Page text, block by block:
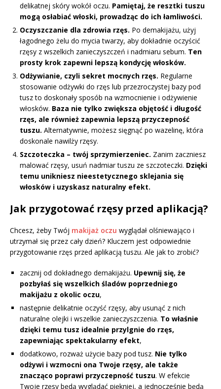
delikatnej skóry wokół oczu. Pamiętaj, że resztki tuszu
mogą osłabiać włoski, prowadząc do ich łamliwości.
Oczyszczanie dla zdrowia rzęs. Po demakijażu, użyj
łagodnego żelu do mycia twarzy, aby dokładnie oczyścić
rzęsy z wszelkich zanieczyszczeń i nadmiaru sebum. Ten
prosty krok zapewni lepszą kondycję włosków.
Odżywianie, czyli sekret mocnych rzęs. Regularne
stosowanie odżywki do rzęs lub przezroczystej bazy pod
tusz to doskonały sposób na wzmocnienie i odżywienie
włosków. Baza nie tylko zwiększa objętość i długość
rzęs, ale również zapewnia lepszą przyczepność
tuszu. Alternatywnie, możesz sięgnąć po wazelinę, która
doskonale nawilży rzęsy.
Szczoteczka – twój sprzymierzeniec. Zanim zaczniesz
malować rzęsy, usuń nadmiar tuszu ze szczoteczki. Dzięki
temu unikniesz nieestetycznego sklejania się
włosków i uzyskasz naturalny efekt.
Jak przygotować rzęsy przed aplikacją?
Chcesz, żeby Twój makijaż oczu wyglądał olśniewająco i
utrzymał się przez cały dzień? Kluczem jest odpowiednie
przygotowanie rzęs przed aplikacją tuszu. Ale jak to zrobić?
zacznij od dokładnego demakijażu. Upewnij się, że
pozbyłaś się wszelkich śladów poprzedniego
makijażu z okolic oczu,
następnie delikatnie oczyść rzęsy, aby usunąć z nich
naturalne olejki i wszelkie zanieczyszczenia. To właśnie
dzięki temu tusz idealnie przylgnie do rzęs,
zapewniając spektakularny efekt,
dodatkowo, rozważ użycie bazy pod tusz. Nie tylko
odżywi i wzmocni ona Twoje rzęsy, ale także
znacząco poprawi przyczepność tuszu. W efekcie
Twoje rzęsy będą wyglądać piękniej, a jednocześnie będą